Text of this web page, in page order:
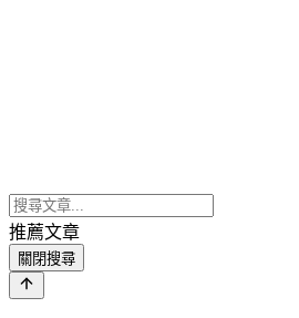
推薦文章
關閉搜尋